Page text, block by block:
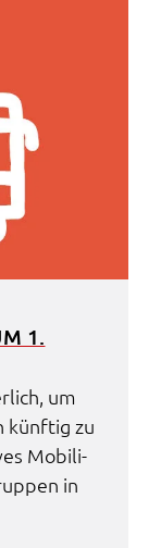
1.
um
künf­tig zu
Mobi­li­
in